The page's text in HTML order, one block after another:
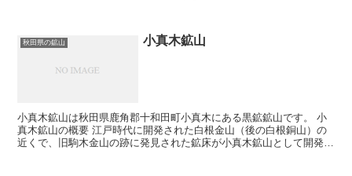
秋田県の鉱山 小真木鉱山
小真木鉱山は秋田県鹿角郡十和田町小真木にある黒鉱鉱山です。 小
真木鉱山の概要 江戸時代に開発された白根金山（後の白根銅山）の
近くで、旧駒木金山の跡に発見された鉱床が小真木鉱山として開発さ